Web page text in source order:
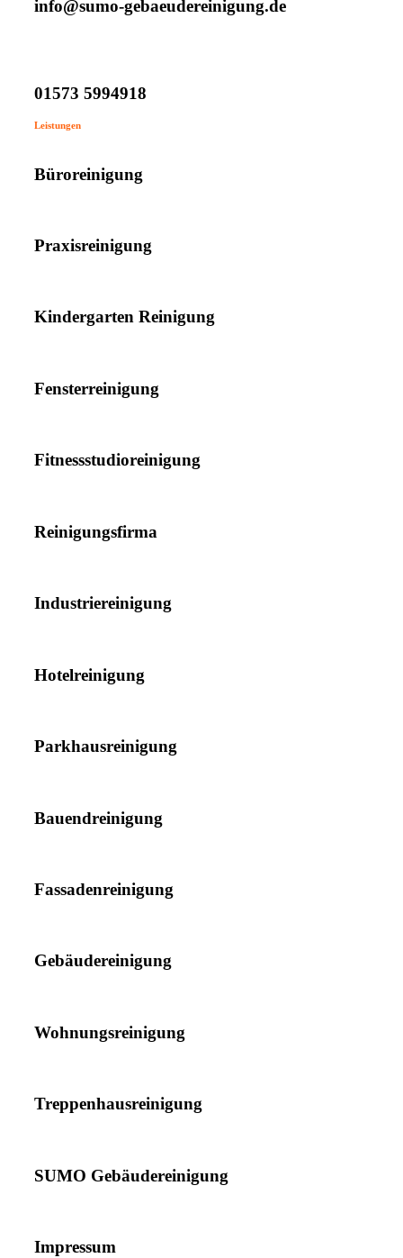
info@sumo-gebaeudereinigung.de
01573 5994918
Leistungen
Büroreinigung
Praxisreinigung
Kindergarten Reinigung
Fensterreinigung
Fitnessstudioreinigung
Reinigungsfirma
Industriereinigung
Hotelreinigung
Parkhausreinigung
Bauendreinigung
Fassadenreinigung
Gebäudereinigung
Wohnungsreinigung
Treppenhausreinigung
SUMO Gebäudereinigung
Impressum